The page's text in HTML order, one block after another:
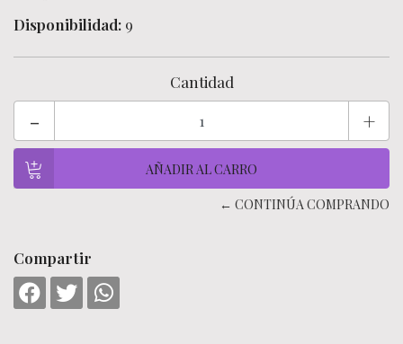
Disponibilidad: 9
Cantidad
- +
← CONTINÚA COMPRANDO
Compartir